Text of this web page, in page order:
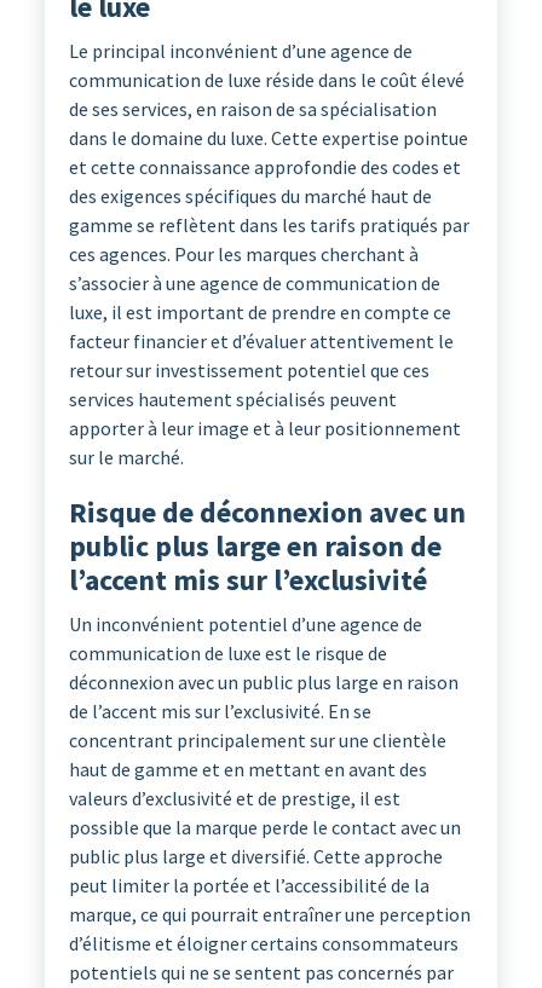
Le principal inconvénient d’une agence de
communication de luxe réside dans le coût élevé
de ses services, en raison de sa spécialisation
dans le domaine du luxe. Cette expertise pointue
et cette connaissance approfondie des codes et
des exigences spécifiques du marché haut de
gamme se reflètent dans les tarifs pratiqués par
ces agences. Pour les marques cherchant à
s’associer à une agence de communication de
luxe, il est important de prendre en compte ce
facteur financier et d’évaluer attentivement le
retour sur investissement potentiel que ces
services hautement spécialisés peuvent
apporter à leur image et à leur positionnement
sur le marché.
Risque de déconnexion avec un
public plus large en raison de
l’accent mis sur l’exclusivité
Un inconvénient potentiel d’une agence de
communication de luxe est le risque de
déconnexion avec un public plus large en raison
de l’accent mis sur l’exclusivité. En se
concentrant principalement sur une clientèle
haut de gamme et en mettant en avant des
valeurs d’exclusivité et de prestige, il est
possible que la marque perde le contact avec un
public plus large et diversifié. Cette approche
peut limiter la portée et l’accessibilité de la
marque, ce qui pourrait entraîner une perception
d’élitisme et éloigner certains consommateurs
potentiels qui ne se sentent pas concernés par